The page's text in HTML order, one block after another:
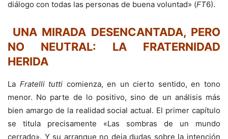
diálogo con todas las personas de buena voluntad» (FT6).
UNA MIRADA DESENCANTADA, PERO
NO NEUTRAL: LA FRATERNIDAD
HERIDA
La Fratelli tutti comienza, en un cierto sentido, en tono
menor. No parte de lo positivo, sino de un análisis más
bien amargo de la realidad social actual. El primer capítulo
se titula precisamente «Las sombras de un mundo
cerrado». Y su arranque no deja dudas sobre la intención